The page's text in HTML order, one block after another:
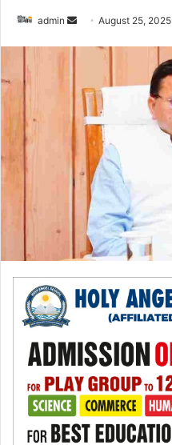
admin
a
a
August 25, 2025